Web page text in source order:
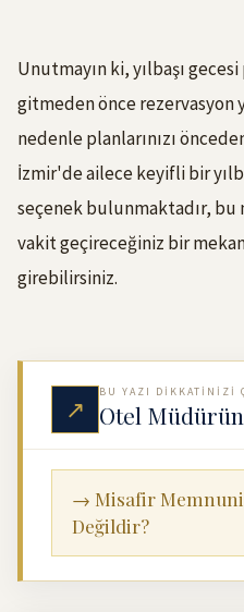
Unutmayın ki, yılbaşı
gitmeden önce rezervasyon
nedenle planlarınızı
İzmir'de ailece keyifli bir
seçenek bulunmaktadır,
vakit geçireceğiniz bir
girebilirsiniz.
↗
BU YAZI DIKKATINIZI
Otel
→ Misafir
Değildir?